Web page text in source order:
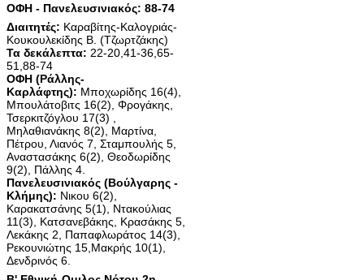
ΟΦΗ - Πανελευσινιακός: 88-74
Διαιτητές: Καραβίτης-Καλογριάς-
Κουκουλεκίδης Β. (Τζωρτζάκης)
Τα δεκάλεπτα: 22-20,41-36,65-
51,88-74
ΟΦΗ (Ράλλης-
Καρλάφτης): Μποχωρίδης 16(4),
Μπουλάτοβιτς 16(2), Φρογάκης,
Τσερκιτζόγλου 17(3) ,
Μηλαθιανάκης 8(2), Μαρτίνα,
Πέτρου, Λιανός 7, Σταμπουλής 5,
Αναστασάκης 6(2), Θεοδωρίδης
9(2), Πάλλης 4.
Πανελευσινιακός (Βούλγαρης -
Κλήμης): Νικου 6(2),
Καρακατσάνης 5(1), Ντακούλιας
11(3), Κατσανεβάκης, Κρασάκης 5,
Λεκάκης 2, Παπαφλωράτος 14(3),
Ρεκουνιώτης 15,Μακρής 10(1),
Δενδρινός 6.